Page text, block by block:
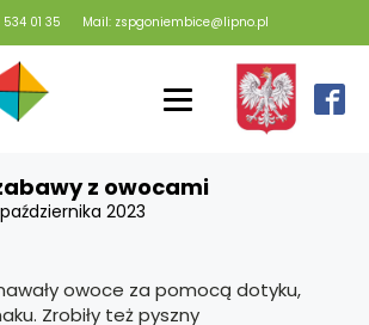
01 35 Mail: zspgoniembice@lipno.pl
z owocami
2023
owoce za pomocą dotyku,
Zrobiły też pyszny